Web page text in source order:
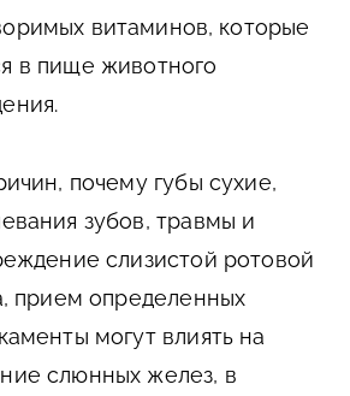
витаминов, которые
в пище животного
почему губы сухие,
зубов, травмы и
слизистой ротовой
прием определенных
могут влиять на
слюнных желез, в